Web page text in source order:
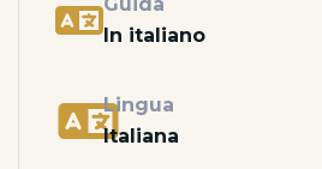
In italiano
Lingua
Italiana